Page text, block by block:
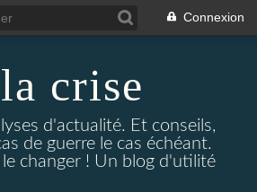
Connexion
crise
d'actualité. Et conseils,
de guerre le cas échéant.
changer ! Un blog d'utilité